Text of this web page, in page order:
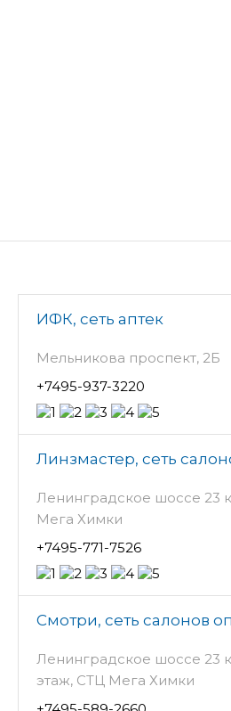
ИФК, сеть аптек
Мельникова проспект, 2Б
+7495-937-3220
Линзмастер, сеть
Ленинградское шоссе 23
Мега Химки
+7495-771-7526
Смотри, сеть салонов
Ленинградское шоссе 23
этаж, СТЦ Мега Химки